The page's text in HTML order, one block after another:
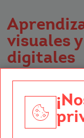
visuales
digitales
Illustrator, 3D
fundamentales